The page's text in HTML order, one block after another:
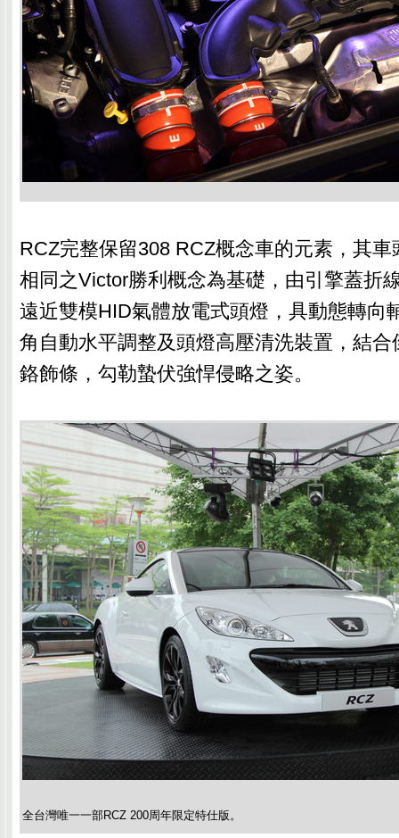
RCZ完整保留308 RCZ概念車的元素，其
相同之Victor勝利概念為基礎，由引擎蓋折
遠近雙模HID氣體放電式頭燈，具動態轉向
角自動水平調整及頭燈高壓清洗裝置，結
鉻飾條，勾勒蟄伏強悍侵略之姿。
全台灣唯一一部RCZ 200周年限定特仕版。